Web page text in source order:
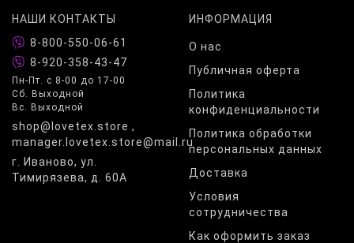
НАШИ КОНТАКТЫ
8-800-550-06-61
8-920-358-43-47
Пн-Пт. с 8-00 до 17-00
Сб. Выходной
Вс. Выходной
shop@lovetex.store ,
manager.lovetex.store@mail.ru
г. Иваново, ул.
Тимирязева, д. 60А
ИНФОРМАЦИЯ
О нас
Публичная оферта
Политика
конфиденциальности
Политика обработки
персональных данных
Доставка
Условия
сотрудничества
Как оформить заказ